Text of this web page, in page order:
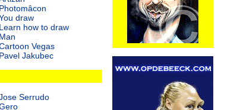
Photomâcon
draw
Learn how to draw
Man
Vegas
Pavel Jakubec
Serrudo